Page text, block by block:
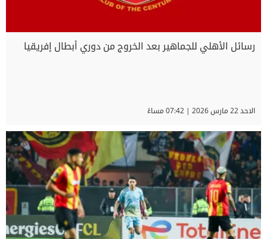
رسائل الأهلي للجماهير بعد الخروج من دوري أبطال إفريقيا
الاحد 22 مارس 2026 | 07:42 مساءً